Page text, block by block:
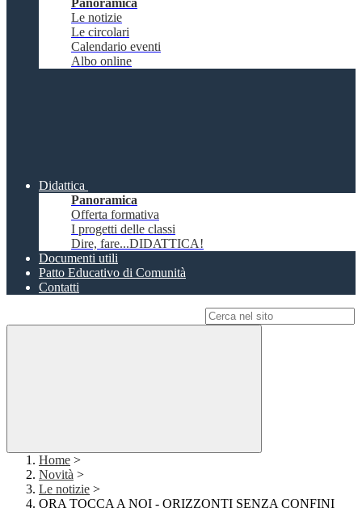
Panoramica
Le notizie
Le circolari
Calendario eventi
Albo online
Didattica
Panoramica
Offerta formativa
I progetti delle classi
Dire, fare...DIDATTICA!
Documenti utili
Patto Educativo di Comunità
Contatti
Home >
Novità >
Le notizie >
ORA TOCCA A NOI - ORIZZONTI SENZA CONFINI